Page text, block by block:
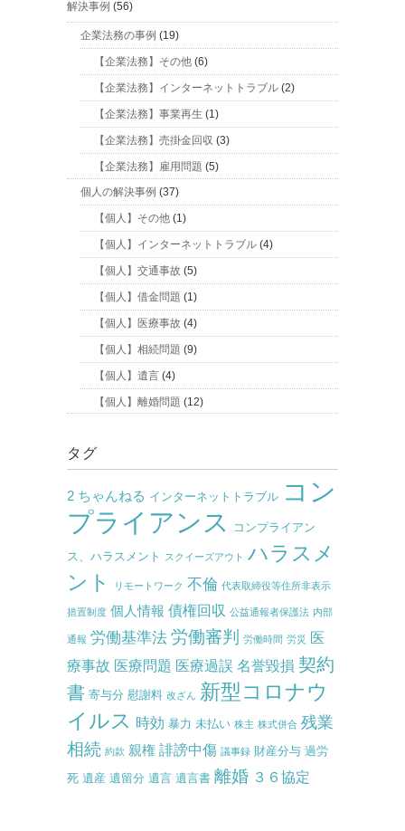
解決事例 (56)
企業法務の事例 (19)
【企業法務】その他 (6)
【企業法務】インターネットトラブル (2)
【企業法務】事業再生 (1)
【企業法務】売掛金回収 (3)
【企業法務】雇用問題 (5)
個人の解決事例 (37)
【個人】その他 (1)
【個人】インターネットトラブル (4)
【個人】交通事故 (5)
【個人】借金問題 (1)
【個人】医療事故 (4)
【個人】相続問題 (9)
【個人】遺言 (4)
【個人】離婚問題 (12)
タグ
2 ちゃんねる インターネットトラブル コン
プライアンス
コンプライアン
ス、ハラスメント スクイーズアウト ハラスメ
ント
リモートワーク 不倫 代表取締役等住所非表示
措置制度 個人情報 債権回収 公益通報者保護法 内部
通報 労働基準法 労働審判 労働時間 労災
医
療事故 医療問題 医療過誤 名誉毀損 契約
書 寄与分 慰謝料 改ざん 新型コロナウ
イルス 時効 暴力 未払い 株主 株式併合 残業
相続 約款 親権 誹謗中傷 議事録 財産分与 過労
死 遺産 遺留分 遺言 遺言書 離婚 ３６協定